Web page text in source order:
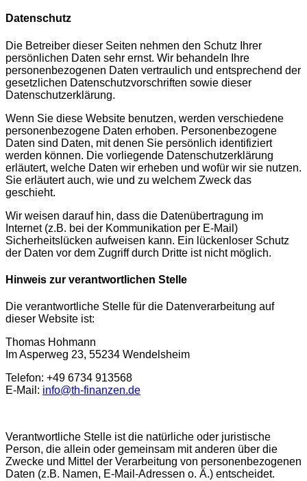
Datenschutz
Die Betreiber dieser Seiten nehmen den Schutz Ihrer
persönlichen Daten sehr ernst. Wir behandeln Ihre
personenbezogenen Daten vertraulich und entsprechend der
gesetzlichen Datenschutzvorschriften sowie dieser
Datenschutzerklärung.
Wenn Sie diese Website benutzen, werden verschiedene
personenbezogene Daten erhoben. Personenbezogene
Daten sind Daten, mit denen Sie persönlich identifiziert
werden können. Die vorliegende Datenschutzerklärung
erläutert, welche Daten wir erheben und wofür wir sie nutzen.
Sie erläutert auch, wie und zu welchem Zweck das
geschieht.
Wir weisen darauf hin, dass die Datenübertragung im
Internet (z.B. bei der Kommunikation per E-Mail)
Sicherheitslücken aufweisen kann. Ein lückenloser Schutz
der Daten vor dem Zugriff durch Dritte ist nicht möglich.
Hinweis zur verantwortlichen Stelle
Die verantwortliche Stelle für die Datenverarbeitung auf
dieser Website ist:
Thomas Hohmann
Im Asperweg 23, 55234 Wendelsheim
Telefon: +49 6734 913568
E-Mail: info@th-finanzen.de
Verantwortliche Stelle ist die natürliche oder juristische
Person, die allein oder gemeinsam mit anderen über die
Zwecke und Mittel der Verarbeitung von personenbezogenen
Daten (z.B. Namen, E-Mail-Adressen o. Ä.) entscheidet.